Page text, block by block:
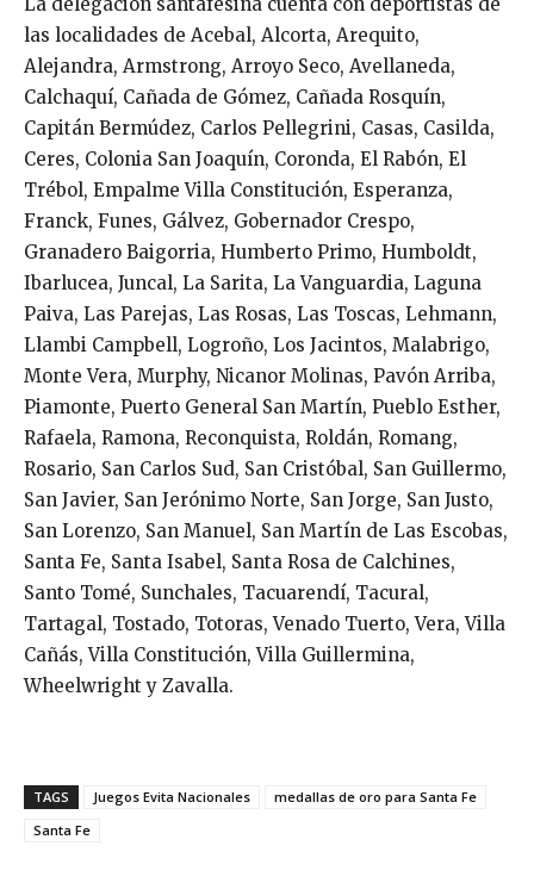
las localidades de Acebal, Alcorta, Arequito,
Alejandra, Armstrong, Arroyo Seco, Avellaneda,
Calchaquí, Cañada de Gómez, Cañada Rosquín,
Capitán Bermúdez, Carlos Pellegrini, Casas, Casilda,
Ceres, Colonia San Joaquín, Coronda, El Rabón, El
Trébol, Empalme Villa Constitución, Esperanza,
Franck, Funes, Gálvez, Gobernador Crespo,
Granadero Baigorria, Humberto Primo, Humboldt,
Ibarlucea, Juncal, La Sarita, La Vanguardia, Laguna
Paiva, Las Parejas, Las Rosas, Las Toscas, Lehmann,
Llambi Campbell, Logroño, Los Jacintos, Malabrigo,
Monte Vera, Murphy, Nicanor Molinas, Pavón Arriba,
Piamonte, Puerto General San Martín, Pueblo Esther,
Rafaela, Ramona, Reconquista, Roldán, Romang,
Rosario, San Carlos Sud, San Cristóbal, San Guillermo,
San Javier, San Jerónimo Norte, San Jorge, San Justo,
San Lorenzo, San Manuel, San Martín de Las Escobas,
Santa Fe, Santa Isabel, Santa Rosa de Calchines,
Santo Tomé, Sunchales, Tacuarendí, Tacural,
Tartagal, Tostado, Totoras, Venado Tuerto, Vera, Villa
Cañás, Villa Constitución, Villa Guillermina,
Wheelwright y Zavalla.
TAGS Juegos Evita Nacionales
medallas de oro para Santa Fe
Santa Fe